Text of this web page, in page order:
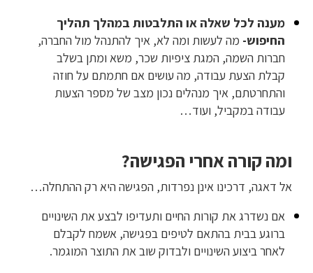
מענה לכל שאלה או התלבטות במהלך תהליך
החיפוש- מה לעשות ומה לא, איך להתנהל מול החברה,
חברות השמה, המגת ציפיות שכר, משא ומתן בשלב
קבלת הצעת עבודה, מה עושים אם חתמתם על חוזה
והתחרטתם, איך מנהלים נכון מצב של מספר הצעות
עבודה במקביל, ועוד…
ומה קורה אחרי הפגישה?
אל דאגה, דרכינו אינן נפרדות, הפגישה היא רק ההתחלה…
אם נשדרג את קורות החיים ותעדיפו לבצע את השינויים
ברוגע בבית בהתאם לטיפים בפגישה, אשמח לקבלם
לאחר ביצוע השינויים ולבדוק שוב את התוצר המוגמר.